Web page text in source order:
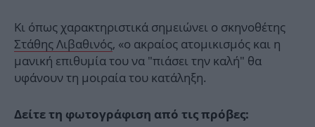
Κι όπως χαρακτηριστικά σημειώνει ο σκηνοθέτης
Στάθης Λιβαθινός, «ο ακραίος ατομικισμός και η
μανική επιθυμία του να "πιάσει την καλή" θα
υφάνουν τη μοιραία του κατάληξη.
Δείτε τη φωτογράφιση από τις πρόβες: